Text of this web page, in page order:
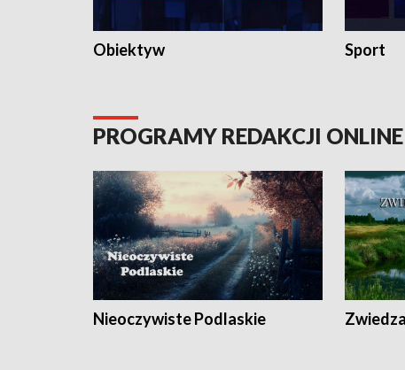
Obiektyw Sport
PROGRAMY REDAKCJI ONLINE
Nieoczywiste Podlaskie